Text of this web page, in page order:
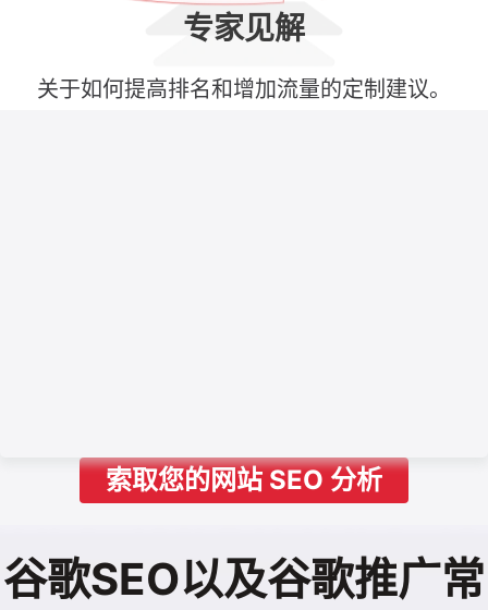
专家见解
关于如何提高排名和增加流量的定制建议。
索取您的网站 SEO 分析
谷歌SEO以及谷歌推广常